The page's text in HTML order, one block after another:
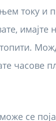
току и
имајте
часове
се